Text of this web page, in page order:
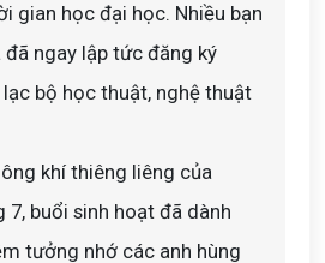
gian học đại học. Nhiều bạn
ngay lập tức đăng ký
bộ học thuật, nghệ thuật
khí thiêng liêng của
7, buổi sinh hoạt đã dành
tưởng nhớ các anh hùng